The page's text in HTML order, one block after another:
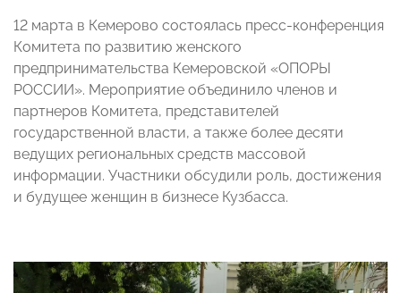
12 марта в Кемерово состоялась пресс-конференция
Комитета по развитию женского
предпринимательства Кемеровской «ОПОРЫ
РОССИИ». Мероприятие объединило членов и
партнеров Комитета, представителей
государственной власти, а также более десяти
ведущих региональных средств массовой
информации. Участники обсудили роль, достижения
и будущее женщин в бизнесе Кузбасса.